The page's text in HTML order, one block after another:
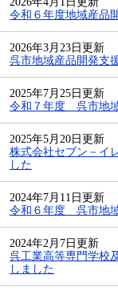
令和６年度地域産品
2026年3月23日更新
呉市地域産品開発支
2025年7月25日更新
令和７年度 呉市地
2025年5月20日更新
株式会社セブン－イ
した
2024年7月11日更新
令和６年度 呉市地
2024年2月7日更新
呉工業高等専門学校
しました